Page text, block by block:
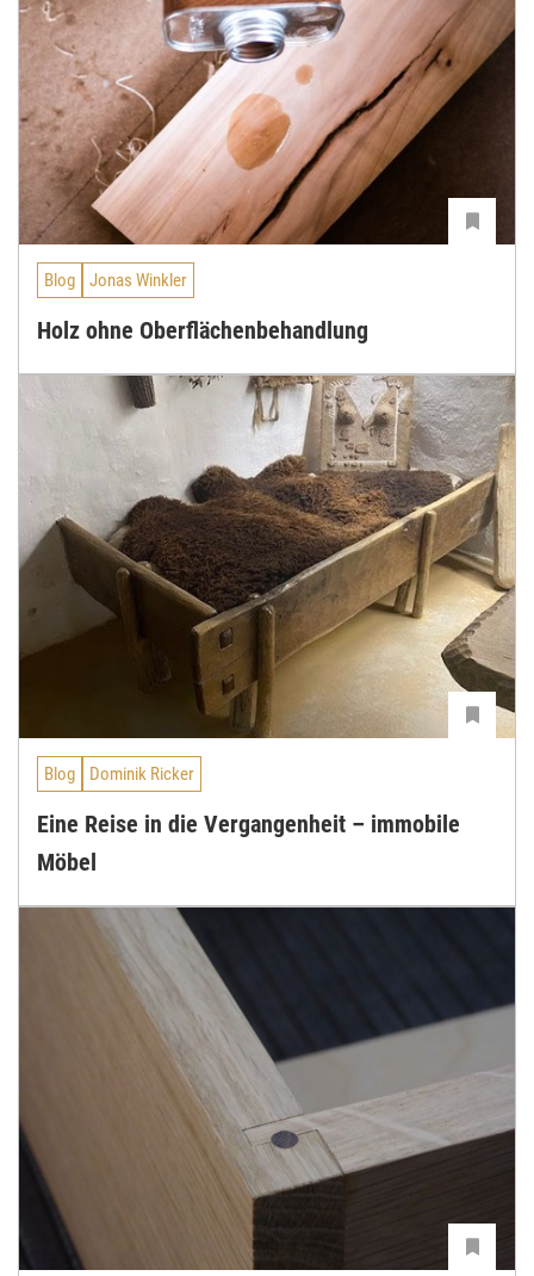
Blog Jonas Winkler
Holz ohne Oberflächenbehandlung
Blog Dominik Ricker
Eine Reise in die Vergangenheit – immobile
Möbel